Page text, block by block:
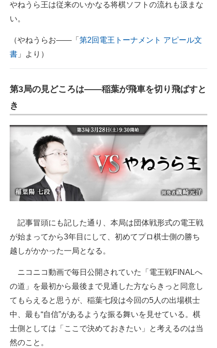
やねうら王は従来のいかなる将棋ソフトの流れも汲まな
い。
（やねうらお――「 第2回電王トーナメント アピール文
書 」より）
第3局の見どころは――稲葉が飛車を切り飛ばすと
き
記事冒頭にも記した通り、本局は団体戦形式の電王戦
が始まってから3年目にして、初めてプロ棋士側の勝ち
越しがかかった一局となる。
ニコニコ動画で毎日公開されていた「電王戦FINALへ
の道」を最初から最後まで見通した方ならきっと同意し
てもらえると思うが、稲葉七段は今回の5人の出場棋士
中、最も“自信”があるような振る舞いを見せている。棋
士側としては「ここで決めておきたい」と考えるのは当
然のこと。